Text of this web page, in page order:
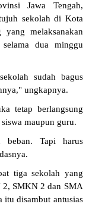
Jawa Tengah,
sekolah di Kota
yang melaksanakan
dua minggu
sudah bagus
ungkapnya.
tetap berlangsung
maupun guru.
beban. Tapi harus
tiga sekolah yang
2, SMKN 2 dan SMA
itu disambut antusias